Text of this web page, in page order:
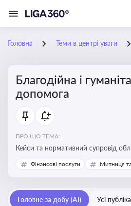
Головна Теми в центрі уваги
Благодійна і
допомога
ПРО ЩО ТЕМА:
Кейси та нормативний супровід
оформлення, контролю та утилізації
благодійної допомоги
Фінансові послуги Митниця
Головне за добу (AI) Усі